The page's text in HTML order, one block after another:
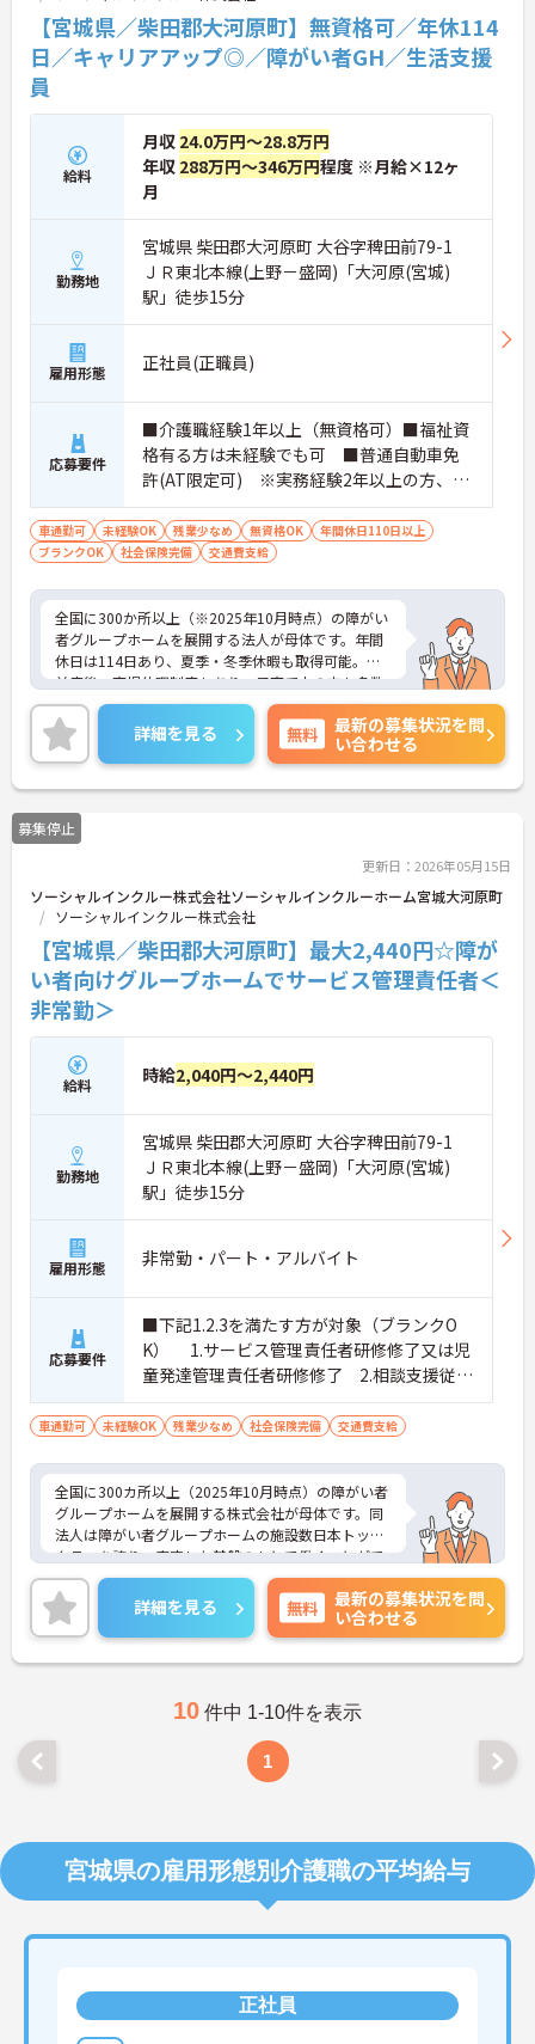
お気軽にお問い合わせください。
【宮城県／柴田郡大河原町】無資格可／年休114
日／キャリアアップ◎／障がい者GH／生活支援
員
給料
月収 24.0万円～28.8万円
年収 288万円～346万円程度 ※月給×12ヶ
月
勤務地
宮城県 柴田郡大河原町 大谷字稗田前79-1
ＪＲ東北本線(上野－盛岡)「大河原(宮城)
駅」徒歩15分
雇用形態 正社員(正職員)
応募要件
■介護職経験1年以上（無資格可）■福祉資
格有る方は未経験でも可 ■普通自動車免
許(AT限定可) ※実務経験2年以上の方、障
がい者福祉に関する経験をお持ちの方大歓
迎
車通勤可 未経験OK 残業少なめ 無資格OK
年間休日110日以上
ブランクOK
社会保険完備 交通費支給
全国に300か所以上（※2025年10月時点）の障がい
者グループホームを展開する法人が母体です。年間
休日は114日あり、夏季・冬季休暇も取得可能。産
前産後・育児休暇制度もあり、子育て中の方も多数
活躍中で、ワークライフバランスを大切にしながら
働ける環境が整っています。研修制度や外部勉強会
の受講支援もあり、スキルアップもしっかりサポー
ト。将来的には管理者やエリアマネージャーへのキ
ャリアアップも目指せます。20代から60代まで幅広
い年代のスタッフが活躍しており、和やかな雰囲気
の職場です。介護経験を活かしたい方、福祉の資格
★おすすめPOINT★
・生活支援員からスタートし、サービス管理責任者
やエリアマネージャーへと続く明確なステップアッ
プの道筋が用意されています。急成長中の企業であ
るためポストも豊富にあり、専門性を高めながらマ
ネジメント職への挑戦も視野に入れていただけま
・年間休日114日、残業月平均10時間程度という就
業環境に加え、産前産後休暇や育児休暇制度がしっ
かりと整備されています。オンとオフの切り替えを
明確にし、心身ともに充実した状態で長くご活躍い
ただけます。
・グループホーム一棟あたりの入居者様20名定員を
常時2～4名のスタッフで支援、国基準を上回る人員
配置や夜間複数名体制が敷かれているため、業務に
追われることなくご利用者様のペースに合わせたサ
ポートが可能です。施設も専用設計で働きやすく、
詳細を見る 無料
最新の募集状況を問
い合わせる
募集停止
更新日：2026年05月15日
ソーシャルインクルー株式会社ソーシャルインクルーホーム宮城大河原町
ソーシャルインクルー株式会社
【宮城県／柴田郡大河原町】最大2,440円☆障が
い者向けグループホームでサービス管理責任者＜
非常勤＞
給料 時給2,040円～2,440円
勤務地
宮城県 柴田郡大河原町 大谷字稗田前79-1
ＪＲ東北本線(上野－盛岡)「大河原(宮城)
駅」徒歩15分
雇用形態 非常勤・パート・アルバイト
応募要件
■下記1.2.3を満たす方が対象（ブランクO
K） 1.サービス管理責任者研修修了又は児
童発達管理責任者研修修了 2.相談支援従事
者初任者研修修了又は相談支援従事者実務
者研修修了 3.普通自動車運転免許(AT限定
車通勤可 未経験OK 残業少なめ 社会保険完備 交通費支給
全国に300カ所以上（2025年10月時点）の障がい者
グループホームを展開する株式会社が母体です。同
法人は障がい者グループホームの施設数日本トップ
クラスを誇り、安定した基盤のもとで働くことがで
きます。 週2日～、勤務時間は調整可能、平日のみ
の勤務もご相談いただけます。子育て中の方も多数
活躍されているなど、ライフスタイルに合わせた柔
軟な働き方が実現できる環境です。20代から60代ま
で幅広い年代のスタッフが在籍しており、風通しの
社員登用制度も用意されています。資格を活かし、
ワークライフバランスを大切にしながら長期的にキ
ャリアを築きたい方におすすめです。 ご興味のある
方は詳細等をお伝えしますので、お気軽にお問い合
詳細を見る 無料
最新の募集状況を問
い合わせる
10 件中 1-10件を表示
1
宮城県の雇用形態別介護職の平均給与
正社員